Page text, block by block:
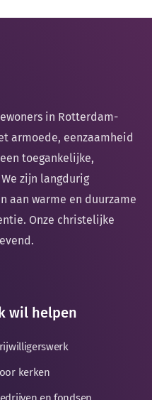
in Rotterdam-
armoede, eenzaamheid
toegankelijke,
zijn langdurig
aan warme en duurzame
Onze christelijke
wil helpen
kerken